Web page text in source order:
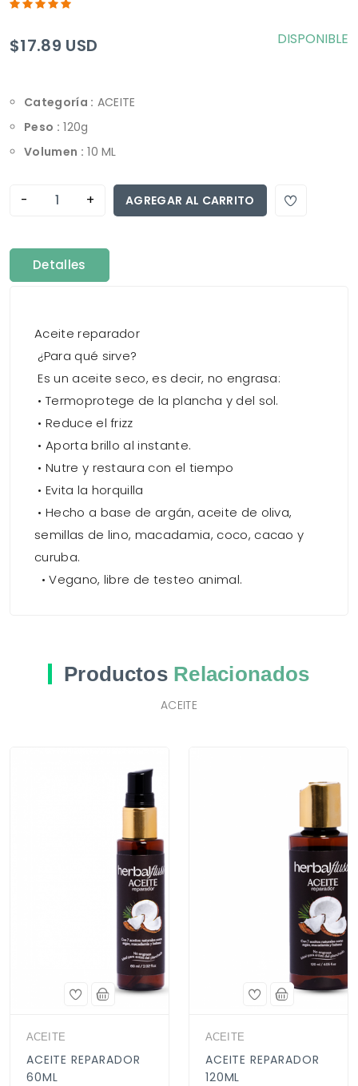
$17.89 USD DISPONIBLE
Categoría : ACEITE
Peso : 120g
Volumen : 10 ML
- + AGREGAR AL CARRITO
Detalles
Aceite reparador
¿Para qué sirve?
Es un aceite seco, es decir, no engrasa:
• Termoprotege de la plancha y del sol.
• Reduce el frizz
• Aporta brillo al instante.
• Nutre y restaura con el tiempo
• Evita la horquilla
• Hecho a base de argán, aceite de oliva,
semillas de lino, macadamia, coco, cacao y
curuba.
• Vegano, libre de testeo animal.
Productos Relacionados
ACEITE
ACEITE
ACEITE REPARADOR
60ML
ACEITE
ACEITE REPARADOR
120ML